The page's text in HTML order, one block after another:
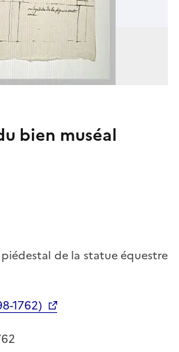
bien muséal
de la statue équestre
1762)